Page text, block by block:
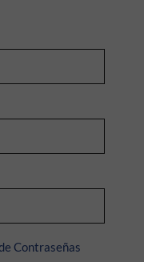
Contraseñas